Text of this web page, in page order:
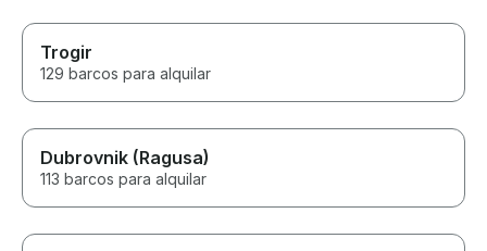
Trogir
129 barcos para alquilar
Dubrovnik (Ragusa)
113 barcos para alquilar